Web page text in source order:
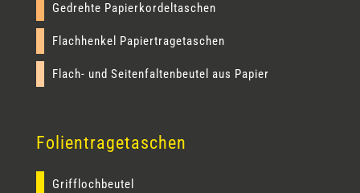
Gedrehte Papierkordeltaschen
Flachhenkel Papiertragetaschen
Flach- und Seitenfaltenbeutel aus Papier
Folientragetaschen
Grifflochbeutel